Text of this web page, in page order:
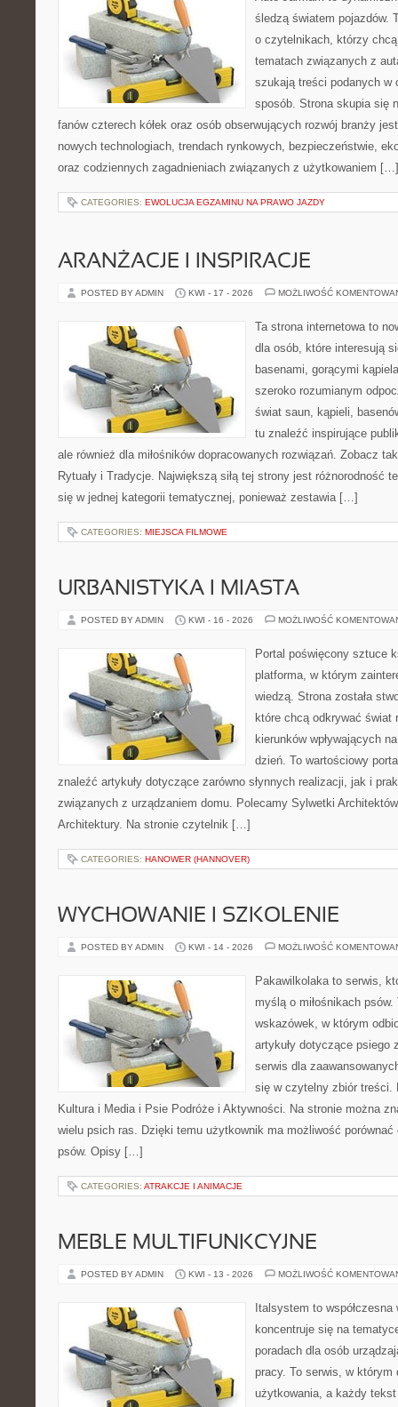
śledzą światem pojazdów.
o czytelnikach, którzy
tematach związanych z
szukają treści podanych w
sposób. Strona skupia się
fanów czterech kółek oraz osób obserwujących rozwój branży
nowych technologiach, trendach rynkowych, bezpieczeństwie,
oraz codziennych zagadnieniach związanych z użytkowaniem […]
CATEGORIES: EWOLUCJA EGZAMINU NA PRAWO JAZDY
ARANŻACJE I INSPIRACJE
POSTED BY ADMIN KWI - 17 - 2026 MOŻLIWOŚĆ
Ta strona internetowa to
dla osób, które interesują
basenami, gorącymi
szeroko rozumianym
świat saun, kąpieli,
tu znaleźć inspirujące
ale również dla miłośników dopracowanych rozwiązań. Zobacz
Rytuały i Tradycje. Największą siłą tej strony jest różnorodność
się w jednej kategorii tematycznej, ponieważ zestawia […]
CATEGORIES: MIEJSCA FILMOWE
URBANISTYKA I MIASTA
POSTED BY ADMIN KWI - 16 - 2026 MOŻLIWOŚĆ
Portal poświęcony sztuce
platforma, w którym
wiedzą. Strona została
które chcą odkrywać
kierunków wpływających
dzień. To wartościowy
znaleźć artykuły dotyczące zarówno słynnych realizacji, jak i
związanych z urządzaniem domu. Polecamy Sylwetki
Architektury. Na stronie czytelnik […]
CATEGORIES: HANOWER (HANNOVER)
WYCHOWANIE I SZKOLENIE
POSTED BY ADMIN KWI - 14 - 2026 MOŻLIWOŚĆ
Pakawilkolaka to serwis,
myślą o miłośnikach
wskazówek, w którym
artykuły dotyczące psiego
serwis dla
się w czytelny zbiór treści.
Kultura i Media i Psie Podróże i Aktywności. Na stronie można
wielu psich ras. Dzięki temu użytkownik ma możliwość
psów. Opisy […]
CATEGORIES: ATRAKCJE I ANIMACJE
MEBLE MULTIFUNKCYJNE
POSTED BY ADMIN KWI - 13 - 2026 MOŻLIWOŚĆ
Italsystem to
koncentruje się na
poradach dla osób
pracy. To serwis, w którym
użytkowania, a każdy